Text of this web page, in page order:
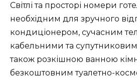
Світлі та просторі номери
необхідним для зручного
кондиціонером, сучасним
кабельними та
також розкішною ванною
безкоштовним туалетно-